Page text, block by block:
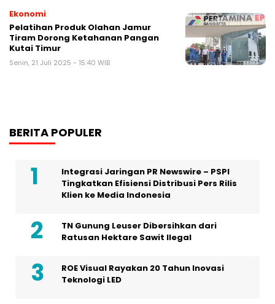
Ekonomi
Pelatihan Produk Olahan Jamur
Tiram Dorong Ketahanan Pangan
Kutai Timur
Senin, 21 Juli 2025 - 15:40 WIB
BERITA POPULER
Integrasi Jaringan PR Newswire – PSPI
Tingkatkan Efisiensi Distribusi Pers Rilis
Klien ke Media Indonesia
TN Gunung Leuser Dibersihkan dari
Ratusan Hektare Sawit Ilegal
ROE Visual Rayakan 20 Tahun Inovasi
Teknologi LED